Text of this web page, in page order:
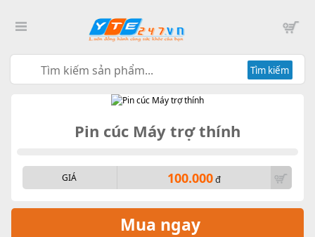
Tìm kiếm
Pin cúc Máy trợ thính
GIÁ 100.000đ
Mua ngay